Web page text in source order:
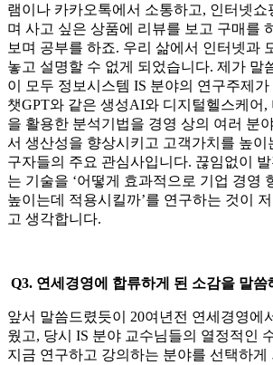
램이나 카카오톡에서 소통하고, 인터넷쇼
며 사고 싶은 상품에 리뷰를 보고 구매를
보며 공부를 하죠. 우리 삶에서 인터넷과
놓고 설명할 수 없게 되었습니다. 제가 말
이 모두 정보시스템 IS 분야의 연구주제
챗GPT와 같은 생성AI와 디지털헬스케어,
을 활용한 분석기법을 경영 상의 여러 분
서 생산성을 향상시키고 고객가치를 높이
구자들의 주요 관심사입니다. 끊임없이
는 기술을 ‘어떻게 효과적으로 기업 경영
높이는데 적용시킬까’를 연구하는 것이
고 생각합니다.
Q3. 연세경영에 합류하게 된 소감을 말씀
앞서 말씀드렸듯이 20여년전 연세경영에
웠고, 당시 IS 분야 교수님들의 열정적인
지금 연구하고 강의하는 분야를 선택하게